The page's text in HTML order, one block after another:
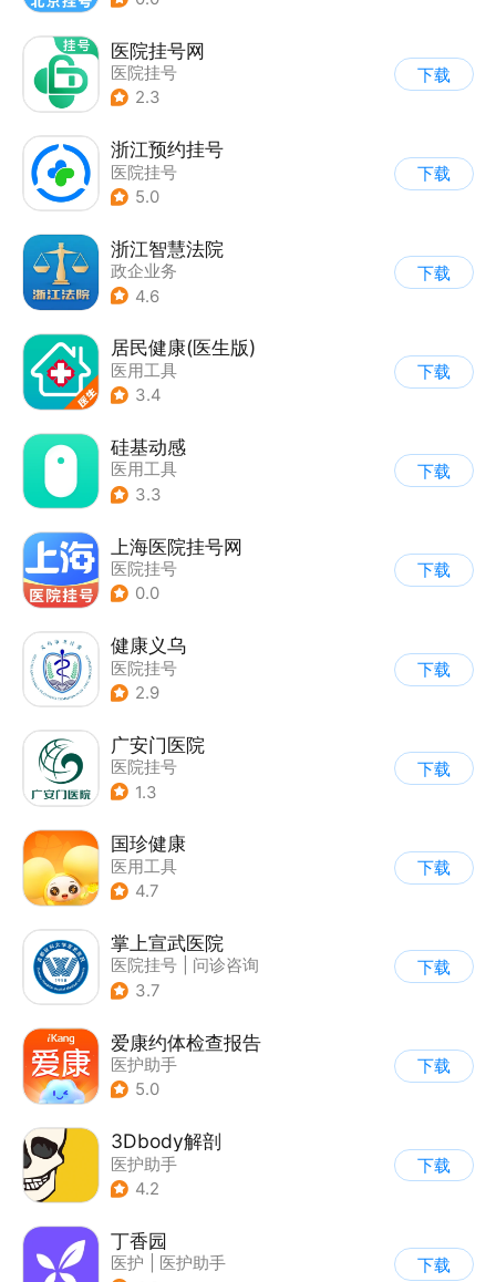
医院挂号网
医院挂号
2.3
下载
浙江预约挂号
医院挂号
5.0
下载
浙江智慧法院
政企业务
4.6
下载
居民健康(医生版)
医用工具
3.4
下载
硅基动感
医用工具
3.3
下载
上海医院挂号网
医院挂号
0.0
下载
健康义乌
医院挂号
2.9
下载
广安门医院
医院挂号
1.3
下载
国珍健康
医用工具
4.7
下载
掌上宣武医院
医院挂号
问诊咨询
3.7
下载
爱康约体检查报告
医护助手
5.0
下载
3Dbody解剖
医护助手
4.2
下载
丁香园
医护
医护助手
下载